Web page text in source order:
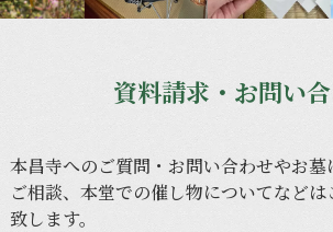
資料請求・お問い
本昌寺へのご質問・ お問い合わせやお墓
ご相談、 本堂での催し物についてなどは
致します。